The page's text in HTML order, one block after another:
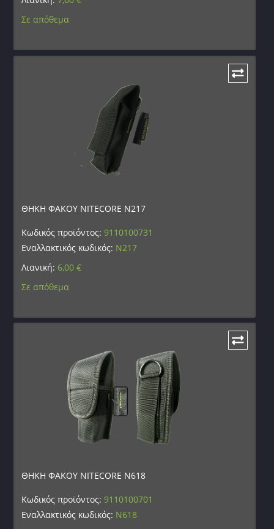
Σε απόθεμα
ΘΗΚΗ ΦΑΚΟΥ NITECORE N217
Κωδικός προϊόντος:9110100731
Εναλλακτικός κωδικός: N217
Λιανική: 6,00€
Σε απόθεμα
ΘΗΚΗ ΦΑΚΟΥ NITECORE N618
Κωδικός προϊόντος:9110100701
Εναλλακτικός κωδικός: N618